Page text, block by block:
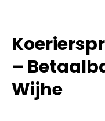
–
Wijhe